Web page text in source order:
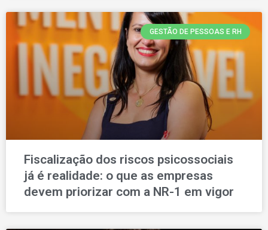
GESTÃO DE PESSOAS E RH
Fiscalização dos riscos psicossociais
já é realidade: o que as empresas
devem priorizar com a NR-1 em vigor